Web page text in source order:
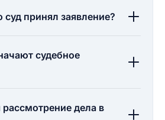
суд принял заявление?
судебное
дела в